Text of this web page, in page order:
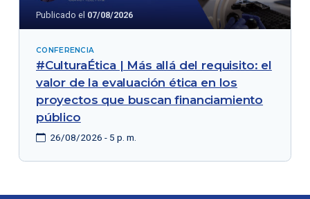
Publicado el 07/08/2026
CONFERENCIA
#CulturaÉtica | Más allá del requisito: el
valor de la evaluación ética en los
proyectos que buscan financiamiento
público
26/08/2026 - 5 p. m.